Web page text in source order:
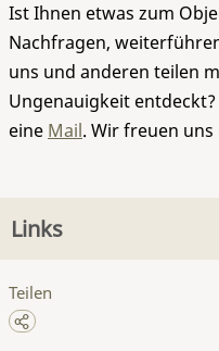
Ist Ihnen etwas zum
Nachfragen,
uns und anderen teilen
Ungenauigkeit
eine Mail. Wir freuen
Links
Teilen